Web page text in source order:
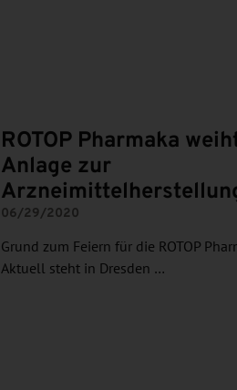
ROTOP Pharmaka
Anlage zur
06/29/2020
Grund zum Feiern für die ROTOP
Aktuell steht in Dresden …